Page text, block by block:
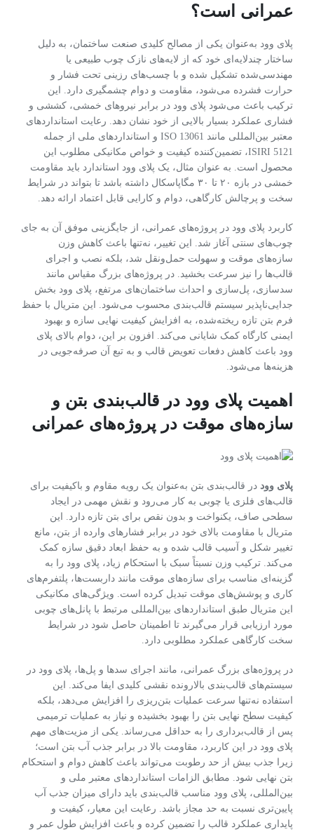
عمرانی است؟
پلای وود به‌عنوان یکی از مصالح کلیدی صنعت ساختمان، به دلیل
ساختار چندلایه‌ای خود که از لایه‌های نازک چوب طبیعی یا
مهندسی‌شده تشکیل شده و با چسب‌های رزینی تحت فشار و
حرارت فشرده می‌شود، مقاومت و دوام چشمگیری دارد. این
ترکیب باعث می‌شود پلای وود در برابر نیروهای خمشی، کششی و
فشاری عملکرد بسیار بالایی از خود نشان دهد. رعایت استانداردهای
معتبر بین‌المللی مانند ISO 13061 و استانداردهای ملی از جمله
ISIRI 5121، تضمین‌کننده کیفیت و خواص مکانیکی مطلوب این
محصول است. به عنوان مثال، یک پلای وود استاندارد باید مقاومت
خمشی در بازه ۲۰ تا ۳۰ مگاپاسکال داشته باشد تا بتواند در شرایط
سخت و پرچالش کارگاهی، دوام و کارایی قابل اعتماد ارائه دهد.
کاربرد پلای وود در پروژه‌های عمرانی، از جایگزینی موفق آن به جای
چوب‌های سنتی آغاز شد. این تغییر، نه‌تنها باعث کاهش وزن
سازه‌های موقت و سهولت حمل‌ونقل شد، بلکه نصب و اجرای
قالب‌ها را نیز سرعت بخشید. در پروژه‌های بزرگ مقیاس مانند
سدسازی، پل‌سازی و احداث ساختمان‌های مرتفع، پلای وود بخش
جدایی‌ناپذیر سیستم قالب‌بندی محسوب می‌شود. این متریال با حفظ
فرم بتن تازه ریخته‌شده، به افزایش کیفیت نهایی سازه و بهبود
ایمنی کارگاه کمک شایانی می‌کند. افزون بر این، دوام بالای پلای
وود باعث کاهش دفعات تعویض قالب و به تبع آن صرفه‌جویی در
هزینه‌ها می‌شود.
اهمیت پلای وود در قالب‌بندی بتن و
سازه‌های موقت در پروژه‌های عمرانی
پلای وود در قالب‌بندی بتن به‌عنوان یک رویه مقاوم و باکیفیت برای
قالب‌های فلزی یا چوبی به کار می‌رود و نقش مهمی در ایجاد
سطحی صاف، یکنواخت و بدون نقص برای بتن تازه دارد. این
متریال با مقاومت بالای خود در برابر فشارهای وارده از بتن، مانع
تغییر شکل و آسیب قالب شده و به حفظ ابعاد دقیق سازه کمک
می‌کند. ترکیب وزن نسبتاً سبک با استحکام زیاد، پلای وود را به
گزینه‌ای مناسب برای سازه‌های موقت مانند داربست‌ها، پلتفرم‌های
کاری و پوشش‌های موقت تبدیل کرده است. ویژگی‌های مکانیکی
این متریال طبق استانداردهای بین‌المللی مرتبط با پانل‌های چوبی
مورد ارزیابی قرار می‌گیرند تا اطمینان حاصل شود در شرایط
سخت کارگاهی عملکرد مطلوبی دارد.
در پروژه‌های بزرگ عمرانی، مانند اجرای سدها و پل‌ها، پلای وود در
سیستم‌های قالب‌بندی بالارونده نقشی کلیدی ایفا می‌کند. این
استفاده نه‌تنها سرعت عملیات بتن‌ریزی را افزایش می‌دهد، بلکه
کیفیت سطح نهایی بتن را بهبود بخشیده و نیاز به عملیات ترمیمی
پس از قالب‌برداری را به حداقل می‌رساند. یکی از مزیت‌های مهم
پلای وود در این کاربرد، مقاومت بالا در برابر جذب آب بتن است؛
زیرا جذب بیش از حد رطوبت می‌تواند باعث کاهش دوام و استحکام
بتن نهایی شود. مطابق الزامات استانداردهای معتبر ملی و
بین‌المللی، پلای وود مناسب قالب‌بندی باید دارای میزان جذب آب
پایین‌تری نسبت به حد مجاز باشد. رعایت این معیار، کیفیت و
پایداری عملکرد قالب را تضمین کرده و باعث افزایش طول عمر و